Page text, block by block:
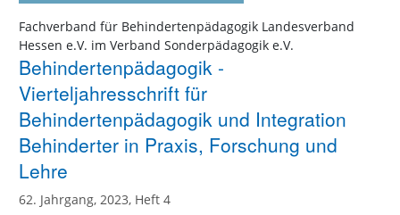
Fachverband für Behindertenpädagogik Landesverband
Hessen e.V. im Verband Sonderpädagogik e.V.
Behindertenpädagogik -
Vierteljahresschrift für
Behindertenpädagogik und Integration
Behinderter in Praxis, Forschung und
Lehre
62. Jahrgang, 2023, Heft 4